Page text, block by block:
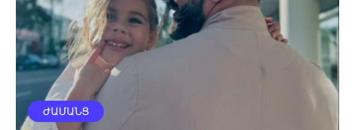
ԺԱՄԱՆՑ